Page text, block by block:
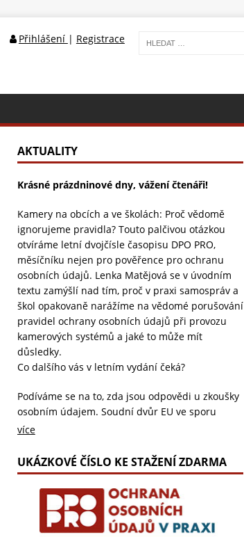
Přihlášení | Registrace
AKTUALITY
Krásné prázdninové dny, vážení čtenáři!
Kamery na obcích a ve školách: Proč vědomě
ignorujeme pravidla? Touto palčivou otázkou
otvíráme letní dvojčísle časopisu DPO PRO,
měsíčníku nejen pro pověřence pro ochranu
osobních údajů. Lenka Matějová se v úvodním
textu zamýšlí nad tím, proč v praxi samospráv a
škol opakovaně narážíme na vědomé porušování
pravidel ochrany osobních údajů při provozu
kamerových systémů a jaké to může mít
důsledky.
Co dalšího vás v letním vydání čeká?
Podíváme se na to, zda jsou odpovědi u zkoušky
osobním údajem. Soudní dvůr EU ve sporu
neúspěšného účetního s irským institutem
poznámky hodnotitele představují osobní údaje,
ke kterým musí mít student přístup. Tento
judikát tak zásadně ovlivnil práva na ochranu
soukromí v oblasti vzdělávání a profesních
více
UKÁZKOVÉ ČÍSLO KE STAŽENÍ ZDARMA